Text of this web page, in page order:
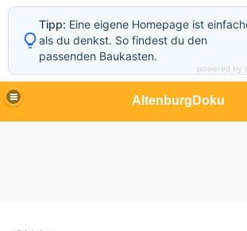
AltenburgDoku
Tipp: Eine eigene Homepage ist
als du denkst. So findest du den
passenden Baukasten.
powered by